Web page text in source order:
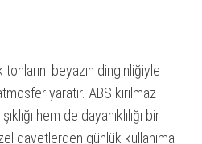
tonlarını beyazın dinginliğiyle
yaratır. ABS kırılmaz
hem de dayanıklılığı bir
davetlerden günlük kullanıma